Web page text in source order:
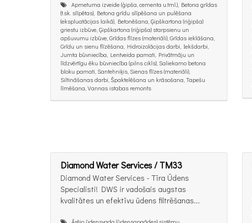
Apmetuma izveide (ģipša, cementa u.tml.), Betona grīdas
(t.sk. slīpētas), Betona grīdu slīpēšana un pulēšana
(ekspluatācijas laikā), Betonēšana, Ģipškartona (riģipša)
griestu izbūve, Ģipškartona (riģipša) starpsienu un
apšuvumu izbūve, Grīdas flīzes (materiāli), Grīdas ieklāšana,
Grīdu un sienu flīzēšana, Hidroizolācijas darbi, Iekšdarbi,
Jumta būvniecība, Lentveida pamati, Privātmāju un
līdzvērtīgu ēku būvniecība (pilns cikls), Saliekamo betona
bloku pamati, Santehniķis, Sienas flīzes (materiāli),
Siltināšanas darbi, Špaktelēšana un krāsošana, Tapešu
līmēšana, Vannas istabas remonts
Diamond Water Services / TM33
Diamond Water Services - Tīra Ūdens
Specialisti! DWS ir vadošais augstas
kvalitātes un efektīvu ūdens filtrēšanas...